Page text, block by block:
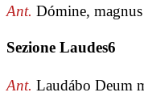
Ant. Dómine,
Sezione Laudes6
Ant. Laudábo Deum